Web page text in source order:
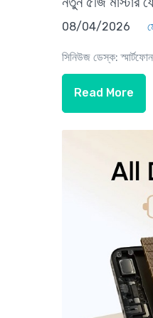
08/04/2026
সিনিউজ ডেস্ক:
Read More